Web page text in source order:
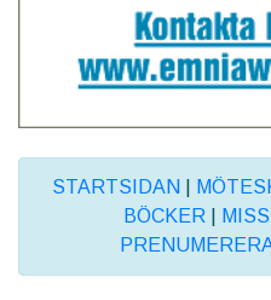
STARTSIDAN
BÖCKER|